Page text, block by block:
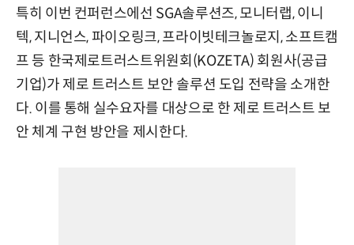
특히 이번 컨퍼런스에선 SGA솔루션즈, 모니터랩, 이니
텍, 지니언스, 파이오링크, 프라이빗테크놀로지, 소프트캠
프 등 한국제로트러스트위원회(KOZETA) 회원사(공급
기업)가 제로 트러스트 보안 솔루션 도입 전략을 소개한
다. 이를 통해 실수요자를 대상으로 한 제로 트러스트 보
안 체계 구현 방안을 제시한다.